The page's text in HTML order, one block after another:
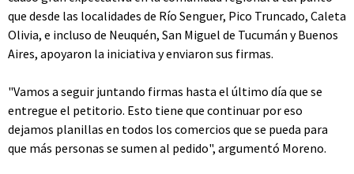
que desde las localidades de Río Senguer, Pico Truncado, Caleta
Olivia, e incluso de Neuquén, San Miguel de Tucumán y Buenos
Aires, apoyaron la iniciativa y enviaron sus firmas.
"Vamos a seguir juntando firmas hasta el último día que se
entregue el petitorio. Esto tiene que continuar por eso
dejamos planillas en todos los comercios que se pueda para
que más personas se sumen al pedido", argumentó Moreno.